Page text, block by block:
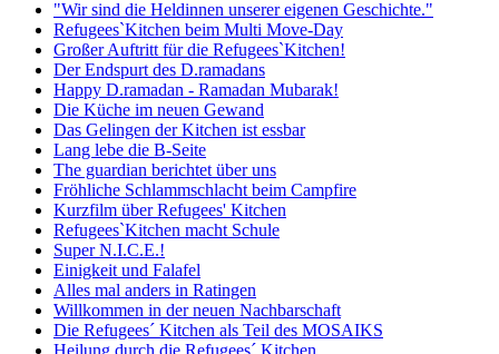
"Wir sind die Heldinnen unserer eigenen Geschichte."
Refugees`Kitchen beim Multi Move-Day
Großer Auftritt für die Refugees`Kitchen!
Der Endspurt des D.ramadans
Happy D.ramadan - Ramadan Mubarak!
Die Küche im neuen Gewand
Das Gelingen der Kitchen ist essbar
Lang lebe die B-Seite
The guardian berichtet über uns
Fröhliche Schlammschlacht beim Campfire
Kurzfilm über Refugees' Kitchen
Refugees`Kitchen macht Schule
Super N.I.C.E.!
Einigkeit und Falafel
Alles mal anders in Ratingen
Willkommen in der neuen Nachbarschaft
Die Refugees´ Kitchen als Teil des MOSAIKS
Heilung durch die Refugees´ Kitchen